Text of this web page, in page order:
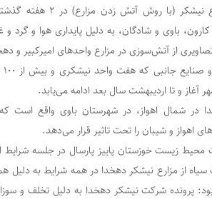
برداشت سیاه از مزارع
باوی و شادگان، به دلیل پایداری هوا و گرد و
از آتش‌سوزی در مزارع واحدهای امیرکبیر و
آغاز و تا اردیبهشت سال بعد ادامه می‌یابد.
شمال اهواز، در شهرستان باوی واقع است که
اهواز و شیبان را تحت تاثیر قرار می‌دهد.
زیست خوزستان پاییز پارسال در جلسه شرایط
از مزارع نیشکر دهخدا در همه شرایط به دلیل
پرونده شرکت نیشکر دهخدا به دلیل تخلف و